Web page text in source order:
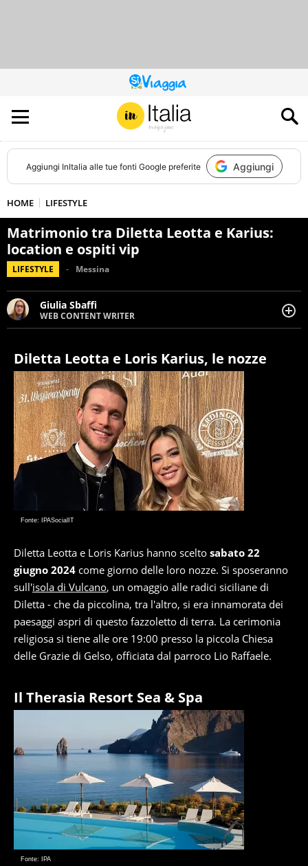
QUESTO
SITO
CONTRIBUISCE
ALL’AUDIENCE
DI
Aggiungi InItalia alle tue fonti Google preferite Aggiungi
HOME LIFESTYLE
Matrimonio tra Diletta Leotta e Karius:
location e ospiti vip
LIFESTYLE Messina
Giulia Sbaffi
WEB CONTENT WRITER
Web content writer appassionata di belle storie e di
natura, le piace tenersi informata su ciò che accade
intorno a lei.
Diletta Leotta e Loris Karius, le nozze
Fonte: IPASocialIT
Diletta Leotta e Loris Karius hanno scelto sabato 22
giugno 2024 come giorno delle loro nozze. Si sposeranno
sull'isola di Vulcano, un omaggio alle radici siciliane di
Diletta - che da piccolina, tra l'altro, si era innamorata dei
paesaggi aspri di questo fazzoletto di terra. La cerimonia
religiosa si tiene alle ore 19:00 presso la piccola Chiesa
delle Grazie di Gelso, officiata dal parroco Lio Raffaele.
Il Therasia Resort Sea & Spa
Fonte: IPA